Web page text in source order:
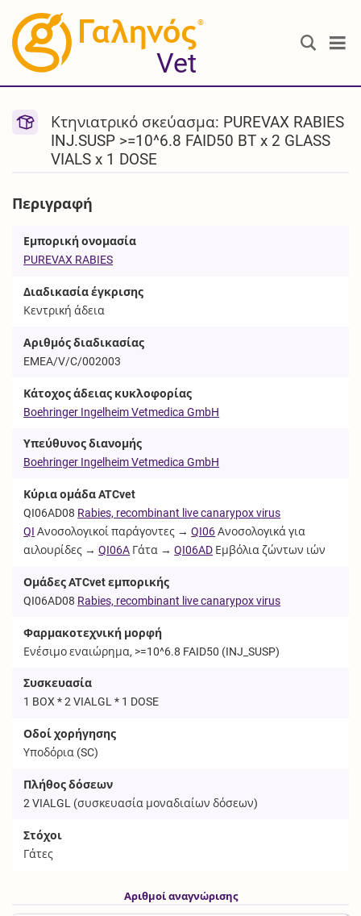
®
Vet
Κτηνιατρικό σκεύασμα: PUREVAX RABIES
INJ.SUSP >=10^6.8 FAID50 BT x 2 GLASS
VIALS x 1 DOSE
Περιγραφή
Εμπορική ονομασία
PUREVAX RABIES
Διαδικασία έγκρισης
Κεντρική άδεια
Αριθμός διαδικασίας
EMEA/V/C/002003
Κάτοχος άδειας κυκλοφορίας
Boehringer Ingelheim Vetmedica GmbH
Υπεύθυνος διανομής
Boehringer Ingelheim Vetmedica GmbH
Κύρια ομάδα ATCvet
QI06AD08 Rabies, recombinant live canarypox virus
QI Ανοσολογικοί παράγοντες →QI06Ανοσολογικά για
αιλουρίδες →QI06A Γάτα →QI06AD Εμβόλια ζώντων ιών
Ομάδες ATCvet εμπορικής
QI06AD08 Rabies, recombinant live canarypox virus
Φαρμακοτεχνική μορφή
Ενέσιμο εναιώρημα, >=10^6.8 FAID50 (INJ_SUSP)
Συσκευασία
1 BOX * 2 VIALGL * 1 DOSE
Οδοί χορήγησης
Υποδόρια (SC)
Πλήθος δόσεων
2VIALGL (συσκευασία μοναδιαίων δόσεων)
Στόχοι
Γάτες
Αριθμοί αναγνώρισης